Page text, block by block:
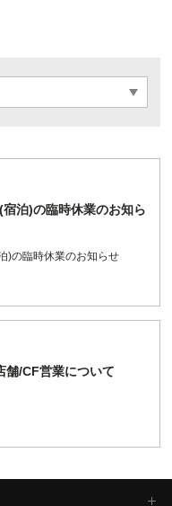
泊)の臨時休業のお知ら
)の臨時休業のお知らせ
舗/CF営業について